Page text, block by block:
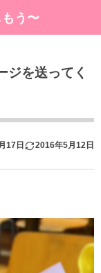
う〜
ジを送ってく
17日 2016年5月12日